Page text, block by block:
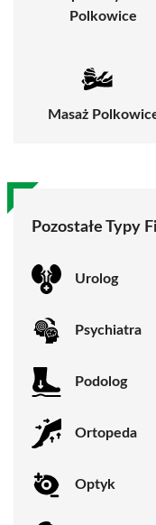
Polkowice
Masaż
Pozostałe Typy
Urolog
Psychiatra
Podolog
Ortopeda
Optyk